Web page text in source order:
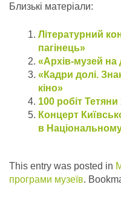
Близькі матеріали:
Літературний
пагінець»
«Архів-музей
«Кадри долі.
кіно»
100 робіт
Концерт
в
This entry was posted in
програми музеїв.